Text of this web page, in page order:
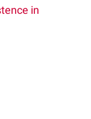
in